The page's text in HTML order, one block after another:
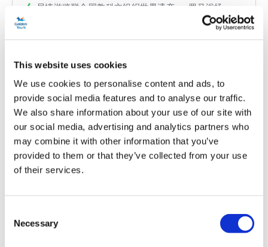
This website uses cookies
We use cookies to personalise content and ads, to
provide social media features and to analyse our traffic.
We also share information about your use of our site with
our social media, advertising and analytics partners who
may combine it with other information that you’ve
provided to them or that they’ve collected from your use
of their services.
Selection
Necessary
尽情游览联合国教科文组织世界遗产——罗马浴场
从
温莎城堡、牛津和巨石阵之旅